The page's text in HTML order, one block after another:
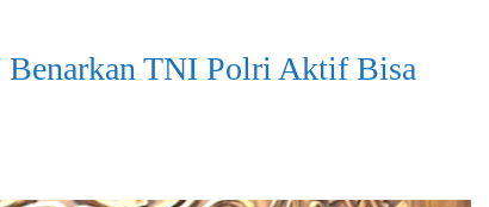
TNI Polri Aktif Bisa